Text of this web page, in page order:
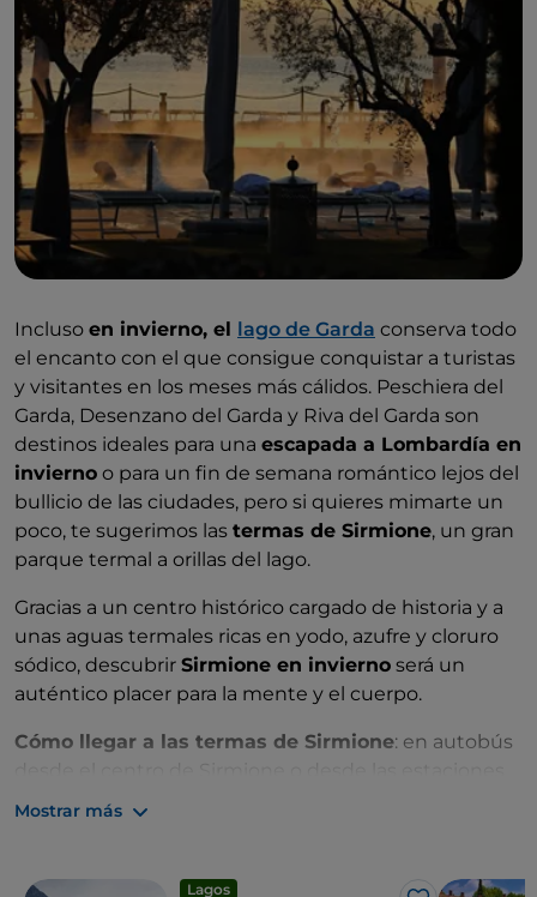
Incluso en invierno, el lago de Garda conserva todo
el encanto con el que consigue conquistar a turistas
y visitantes en los meses más cálidos. Peschiera del
Garda, Desenzano del Garda y Riva del Garda son
destinos ideales para una escapada a Lombardía en
invierno o para un fin de semana romántico lejos del
bullicio de las ciudades, pero si quieres mimarte un
poco, te sugerimos las termas de Sirmione, un gran
parque termal a orillas del lago.
Gracias a un centro histórico cargado de historia y a
unas aguas termales ricas en yodo, azufre y cloruro
sódico, descubrir Sirmione en invierno será un
auténtico placer para la mente y el cuerpo.
Cómo llegar a las termas de Sirmione: en autobús
de Desenzano y Peschiera del Garda.
Mostrar más
Lagos